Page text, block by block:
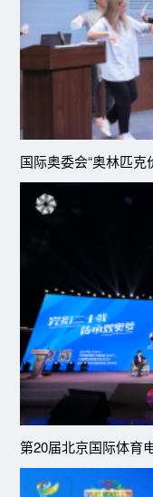
国际奥委会“奥林匹
第20届北京国际体育